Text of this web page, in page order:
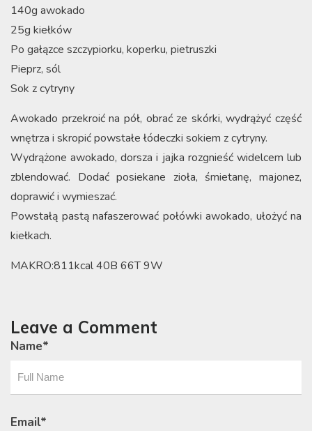
140g awokado
25g kiełków
Po gałązce szczypiorku, koperku, pietruszki
Pieprz, sól
Sok z cytryny
Awokado przekroić na pół, obrać ze skórki, wydrążyć część
wnętrza i skropić powstałe łódeczki sokiem z cytryny.
Wydrążone awokado, dorsza i jajka rozgnieść widelcem lub
zblendować. Dodać posiekane zioła, śmietanę, majonez,
doprawić i wymieszać.
Powstałą pastą nafaszerować połówki awokado, ułożyć na
kiełkach.
MAKRO:811kcal 40B 66T 9W
Leave a Comment
Name*
Email*